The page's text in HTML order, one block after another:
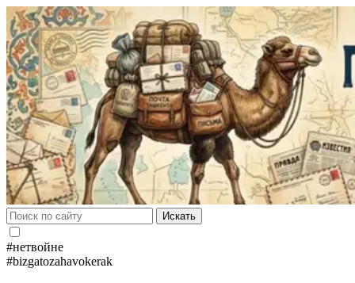
Искать
#нетвойне
#bizgatozahavokerak